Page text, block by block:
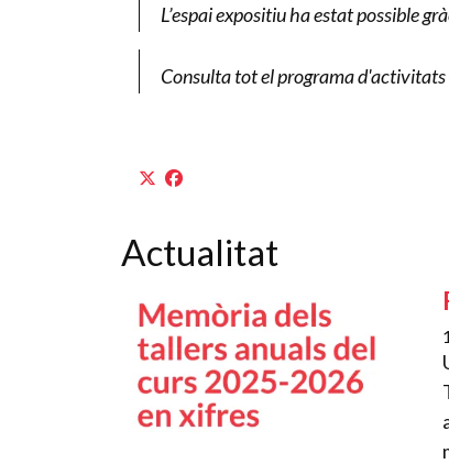
L’espai expositiu ha estat possible
Consulta tot el programa
Actualitat